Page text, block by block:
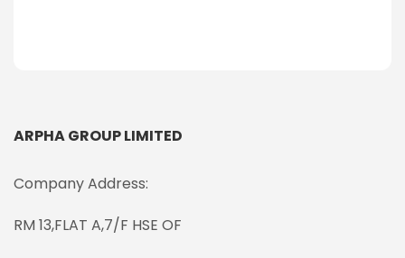
ARPHA GROUP LIMITED
Company Address:
RM 13,FLAT A,7/F HSE OF